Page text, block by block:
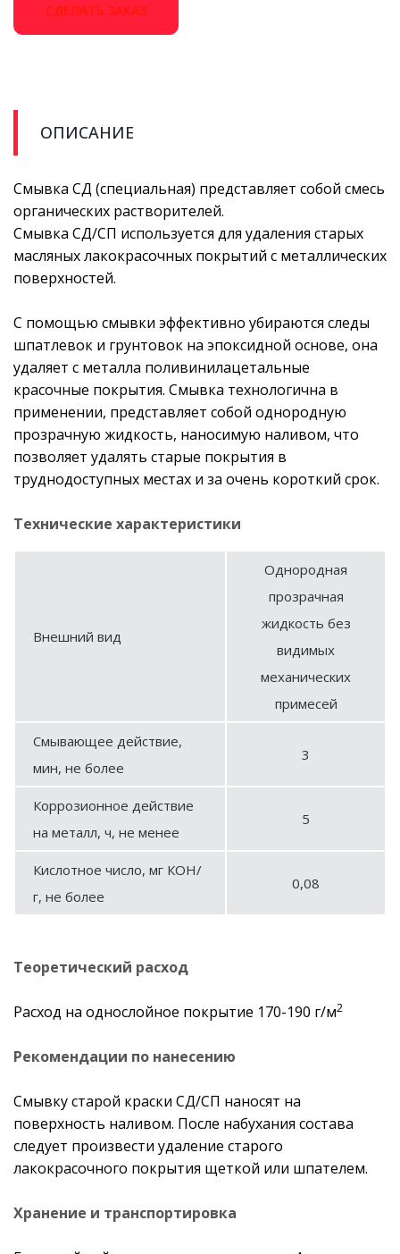
СДЕЛАТЬ ЗАКАЗ
ОПИСАНИЕ
Смывка СД (специальная) представляет собой смесь
органических растворителей.
Смывка СД/СП используется для удаления старых
масляных лакокрасочных покрытий с металлических
поверхностей.
С помощью смывки эффективно убираются следы
шпатлевок и грунтовок на эпоксидной основе, она
удаляет с металла поливинилацетальные
красочные покрытия. Смывка технологична в
применении, представляет собой однородную
прозрачную жидкость, наносимую наливом, что
позволяет удалять старые покрытия в
труднодоступных местах и за очень короткий срок.
Технические характеристики
Внешний вид
Однородная
прозрачная
жидкость без
видимых
механических
примесей
Смывающее действие,
мин, не более
3
Коррозионное действие
на металл, ч, не менее
5
Кислотное число, мг КОН/
г, не более
0,08
Теоретический расход
Расход на однослойное покрытие 170-190 г/м2
Рекомендации по нанесению
Смывку старой краски СД/СП наносят на
поверхность наливом. После набухания состава
следует произвести удаление старого
лакокрасочного покрытия щеткой или шпателем.
Хранение и транспортировка